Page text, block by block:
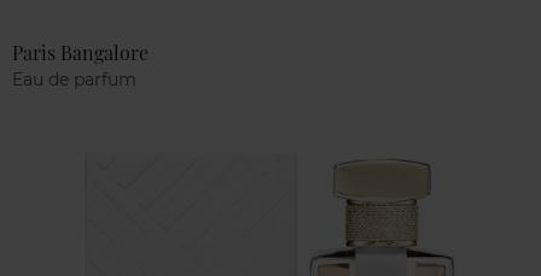
Paris Bangalore
Eau de parfum